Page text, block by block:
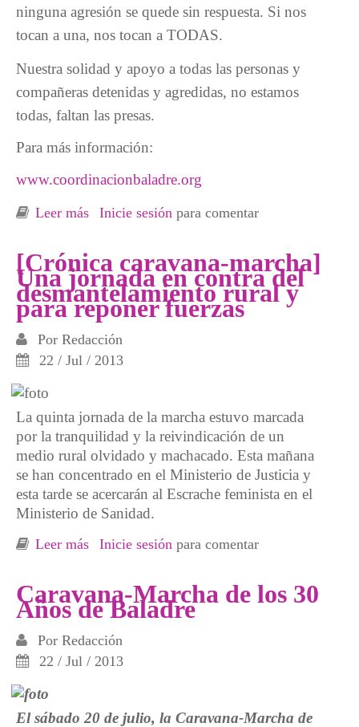
ninguna agresión se quede sin respuesta. Si nos
tocan a una, nos tocan a TODAS.
Nuestra solidad y apoyo a todas las personas y
compañeras detenidas y agredidas, no estamos
todas, faltan las presas.
Para más información:
www.coordinacionbaladre.org
Leer más sobre DETENIDA HOY EN MADRID UNA
CRÓNICA DE LA SEXTA ETAPA DE LA
CARAVANA MARCHA 30 AÑOS DE
BALADRE
Inicie sesión para comentar
[Crónica caravana-marcha]
Una jornada en contra del
desmantelamiento rural y
para reponer fuerzas
Por Redacción
22 / Jul / 2013
La quinta jornada de la marcha estuvo marcada
por la tranquilidad y la reivindicación de un
medio rural olvidado y machacado. Esta mañana
se han concentrado en el Ministerio de Justicia y
esta tarde se acercarán al Escrache feminista en el
Ministerio de Sanidad.
Leer más sobre [Crónica caravana-marcha] Una jornada
reponer fuerzas
Inicie sesión para comentar
Caravana-Marcha de los 30
Años de Baladre
Por Redacción
22 / Jul / 2013
El sábado 20 de julio, la Caravana-Marcha de